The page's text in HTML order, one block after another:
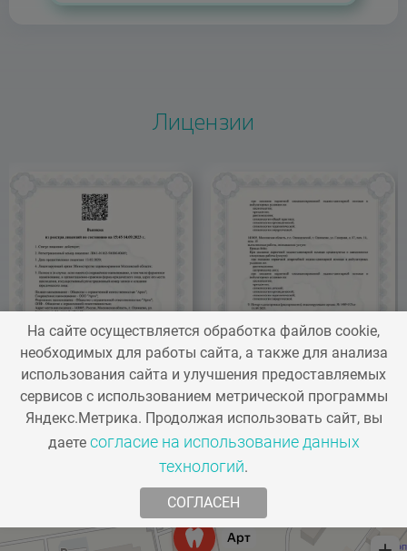
Лицензии
На сайте осуществляется обработка файлов cookie,
необходимых для работы сайта, а также для анализа
использования сайта и улучшения предоставляемых
сервисов с использованием метрической программы
Яндекс.Метрика. Продолжая использовать сайт, вы
даете согласие на использование данных
технологий.
СОГЛАСЕН